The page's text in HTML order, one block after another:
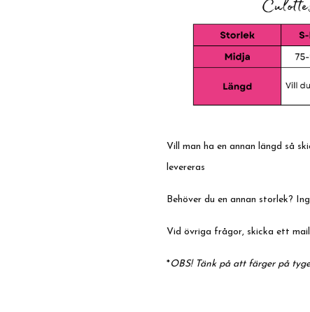
Vill man ha en annan längd så
levereras
Behöver du en annan storlek?
Vid övriga frågor, skicka ett
*OBS! Tänk på att färger på